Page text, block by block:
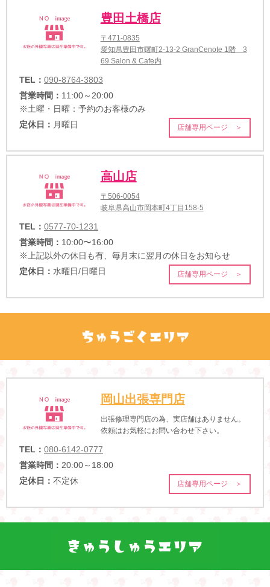
豊田土橋店
〒471-0835
愛知県豊田市曙町2-13-2 GranCenote 1階 3
69 Salon & Cafe内
TEL： 090-8764-3803
営業時間： 11:00～20:00
※土曜・日曜：予約のお客様のみ
定休日： 月曜日 店舗専用ページ ＞
高山店
〒506-0054
岐阜県高山市岡本町4丁目158-5
TEL： 0577-70-1231
営業時間： 10:00〜16:00
※上記以外の休日も有、毎月末に翌月の休日をお知らせ
定休日： 水曜日/日曜日 店舗専用ページ ＞
岡山出張専門店
出張修理専門店の為、実店舗はありません。
依頼はお気軽にお問い合わせ下さい。
TEL： 080-6142-0777
営業時間： 20:00～18:00
定休日： 不定休 店舗専用ページ ＞